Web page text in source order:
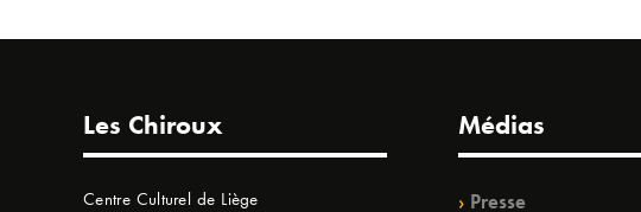
Les Chiroux
Centre Culturel de Liège
Médias
Presse